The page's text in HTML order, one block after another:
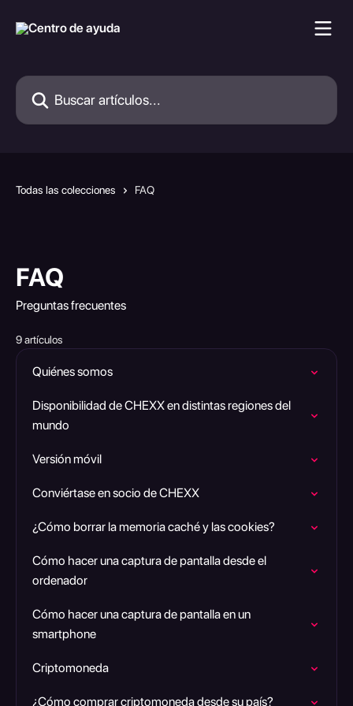
Buscar artículos...
Todas las colecciones FAQ
FAQ
Preguntas frecuentes
9 artículos
Quiénes somos
Disponibilidad de CHEXX en distintas regiones del
mundo
Versión móvil
Conviértase en socio de CHEXX
¿Cómo borrar la memoria caché y las cookies?
Cómo hacer una captura de pantalla desde el
ordenador
Cómo hacer una captura de pantalla en un
smartphone
Criptomoneda
¿Cómo comprar criptomoneda desde su país?